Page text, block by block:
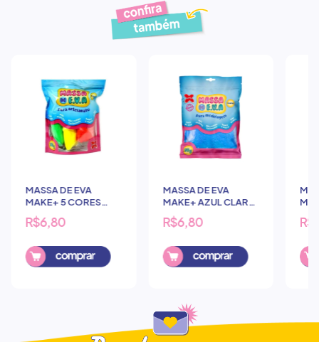
Produtos similares
MASSA DE EVA
MAKE+ 5 CORES
SORTIDAS 50G
R$6,80
MASSA DE EVA
MAKE+ AZUL CLARO
50G
R$6,80